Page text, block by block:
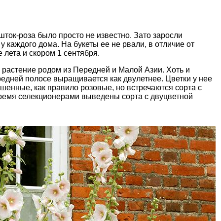
роза было просто не известно. Зато заросли
каждого дома. На букеты ее не рвали, в отличие от
и скором 1 сентября.
родом из Передней и Малой Азии. Хоть и
полосе выращивается как двулетнее. Цветки у нее
как правило розовые, но встречаются сорта с
селекционерами выведены сорта с двуцветной